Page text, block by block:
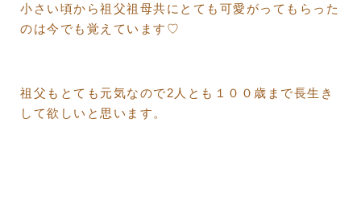
小さい頃から祖父祖母共にとても可愛がってもらった
のは今でも覚えています♡
祖父もとても元気なので2人とも１００歳まで長生き
して欲しいと思います。